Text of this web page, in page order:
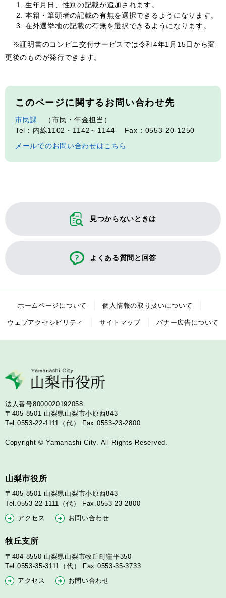
生年月日、性別の記載が追加されます。
本籍・筆頭者の記載の有無を選択できるようになります。
在外選挙地の記載の有無を選択できるようになります。
※証明書のコンビニ交付サービスでは令和4年1月15日から変
更後のものが発行できます。
このページに関するお問い合わせ先
市民課
市民・年金担当
Tel：内線1102・1142～1144
Fax：0553-20-1250
メールでのお問い合わせはこちら
見つからないときは
よくある質問と回答
ホームページについて 個人情報の取り扱いについて
ウェブアクセシビリティ サイトマップ バナー広告について
法人番号8000020192058
〒405-8501 山梨県山梨市小原西843
Tel.0553-22-1111（代）
Fax.0553-23-2800
Copyright © Yamanashi City. All Rights Reserved.
山梨市役所
〒405-8501 山梨県山梨市小原西843
Tel.0553-22-1111（代）
Fax.0553-23-2800
アクセス
お問い合わせ
牧丘支所
〒404-8550 山梨県山梨市牧丘町窪平350
Tel.0553-35-3111（代）
Fax.0553-35-3733
アクセス
お問い合わせ